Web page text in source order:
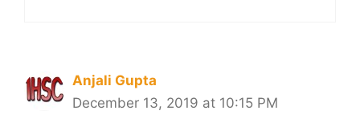
Anjali Gupta
December 13, 2019 at 10:15 PM